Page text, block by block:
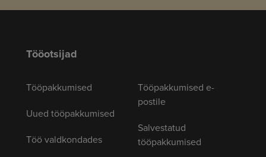
Tööotsijad
Tööpakkumised
Uued tööpakkumised
Töö valdkondades
Tööpakkumised e-
postile
Salvestatud
tööpakkumised